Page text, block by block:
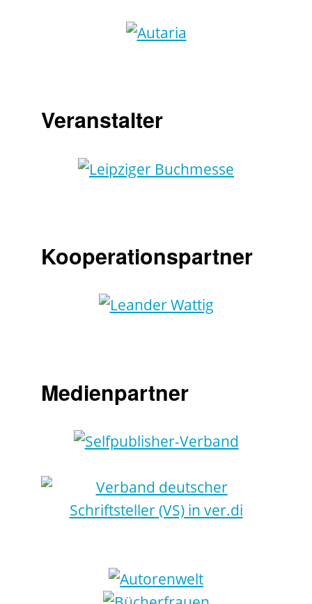
Veranstalter
Kooperationspartner
Medienpartner